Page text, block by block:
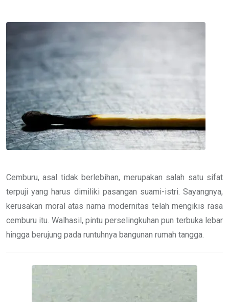
Email
Cemburu, asal tidak berlebihan, merupakan salah satu sifat
terpuji yang harus dimiliki pasangan suami-istri. Sayangnya,
kerusakan moral atas nama modernitas telah mengikis rasa
cemburu itu. Walhasil, pintu perselingkuhan pun terbuka lebar
hingga berujung pada runtuhnya bangunan rumah tangga.